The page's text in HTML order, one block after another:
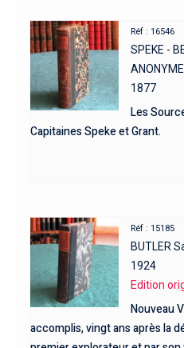
Réf : 16546
SPEKE -
ANONYME
1877
Les
Capitaines Speke et Grant.
Réf : 15185
BUTLER
1924
Edition
Nouveau
accomplis, vingt ans après la